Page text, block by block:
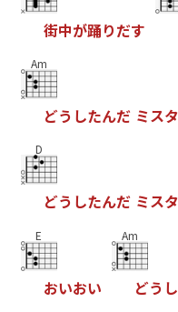
街中が踊りだす
Am
どう したんだ ミスタ
D
どう したんだ ミスタ
E
おいおい
Am
どう し